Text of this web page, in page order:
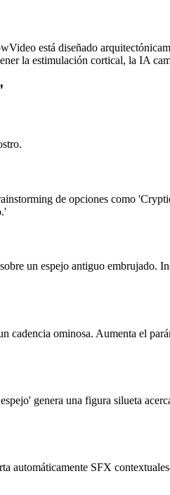
está diseñado
la estimulación cortical, la IA
de opciones como
un espejo antiguo embrujado.
ominosa. Aumenta el
genera una figura silueta
automáticamente SFX